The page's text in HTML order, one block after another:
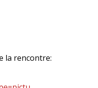
la rencontre: